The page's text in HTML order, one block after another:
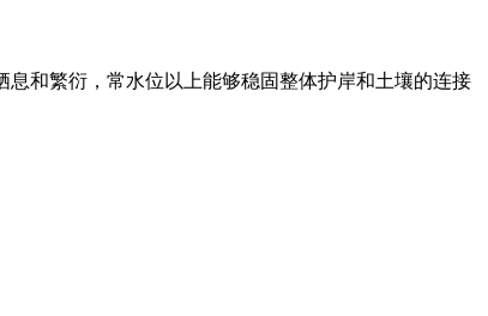
和繁衍，常水位以上能够稳固整体护岸和土壤的连接